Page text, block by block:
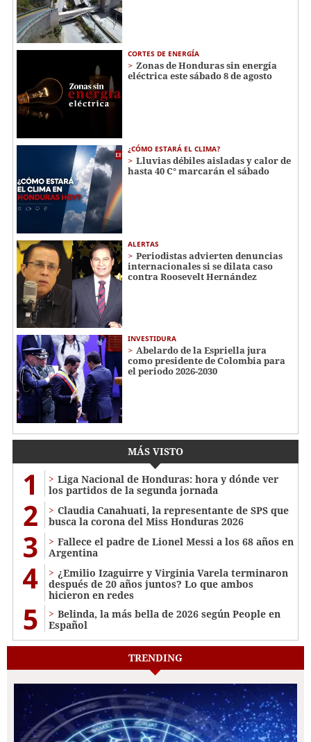
CORTES DE ENERGÍA
Zonas de Honduras sin energía
eléctrica este sábado 8 de agosto
¿CÓMO ESTARÁ EL CLIMA?
Lluvias débiles aisladas y calor de
hasta 40 C° marcarán el sábado
ALERTAS
Periodistas advierten denuncias
internacionales si se dilata caso
contra Roosevelt Hernández
INVESTIDURA
Abelardo de la Espriella jura
como presidente de Colombia para
el periodo 2026-2030
MÁS VISTO
1
Liga Nacional de Honduras: hora y dónde ver
los partidos de la segunda jornada
2
Claudia Canahuati, la representante de SPS que
busca la corona del Miss Honduras 2026
3
Fallece el padre de Lionel Messi a los 68 años en
Argentina
4
¿Emilio Izaguirre y Virginia Varela terminaron
después de 20 años juntos? Lo que ambos
hicieron en redes
5
Belinda, la más bella de 2026 según People en
Español
TRENDING